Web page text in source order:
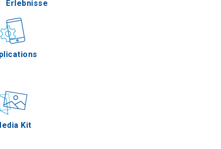
Gastronomie
Ereignisse
Kit
Erlebnisse